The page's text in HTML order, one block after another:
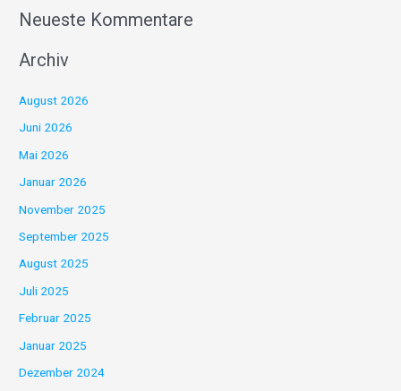
Neueste Kommentare
Archiv
August 2026
Juni 2026
Mai 2026
Januar 2026
November 2025
September 2025
August 2025
Juli 2025
Februar 2025
Januar 2025
Dezember 2024